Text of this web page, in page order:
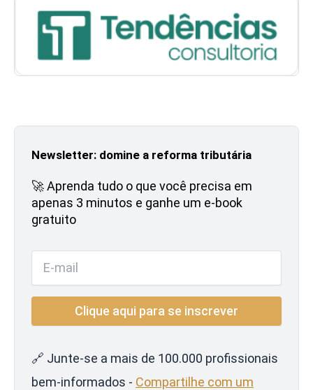
Newsletter: domine a reforma tributária
🚀 Aprenda tudo o que você precisa em
apenas 3 minutos e ganhe um e-book
gratuito
🔗 Junte-se a mais de 100.000 profissionais
bem-informados - Compartilhe com um